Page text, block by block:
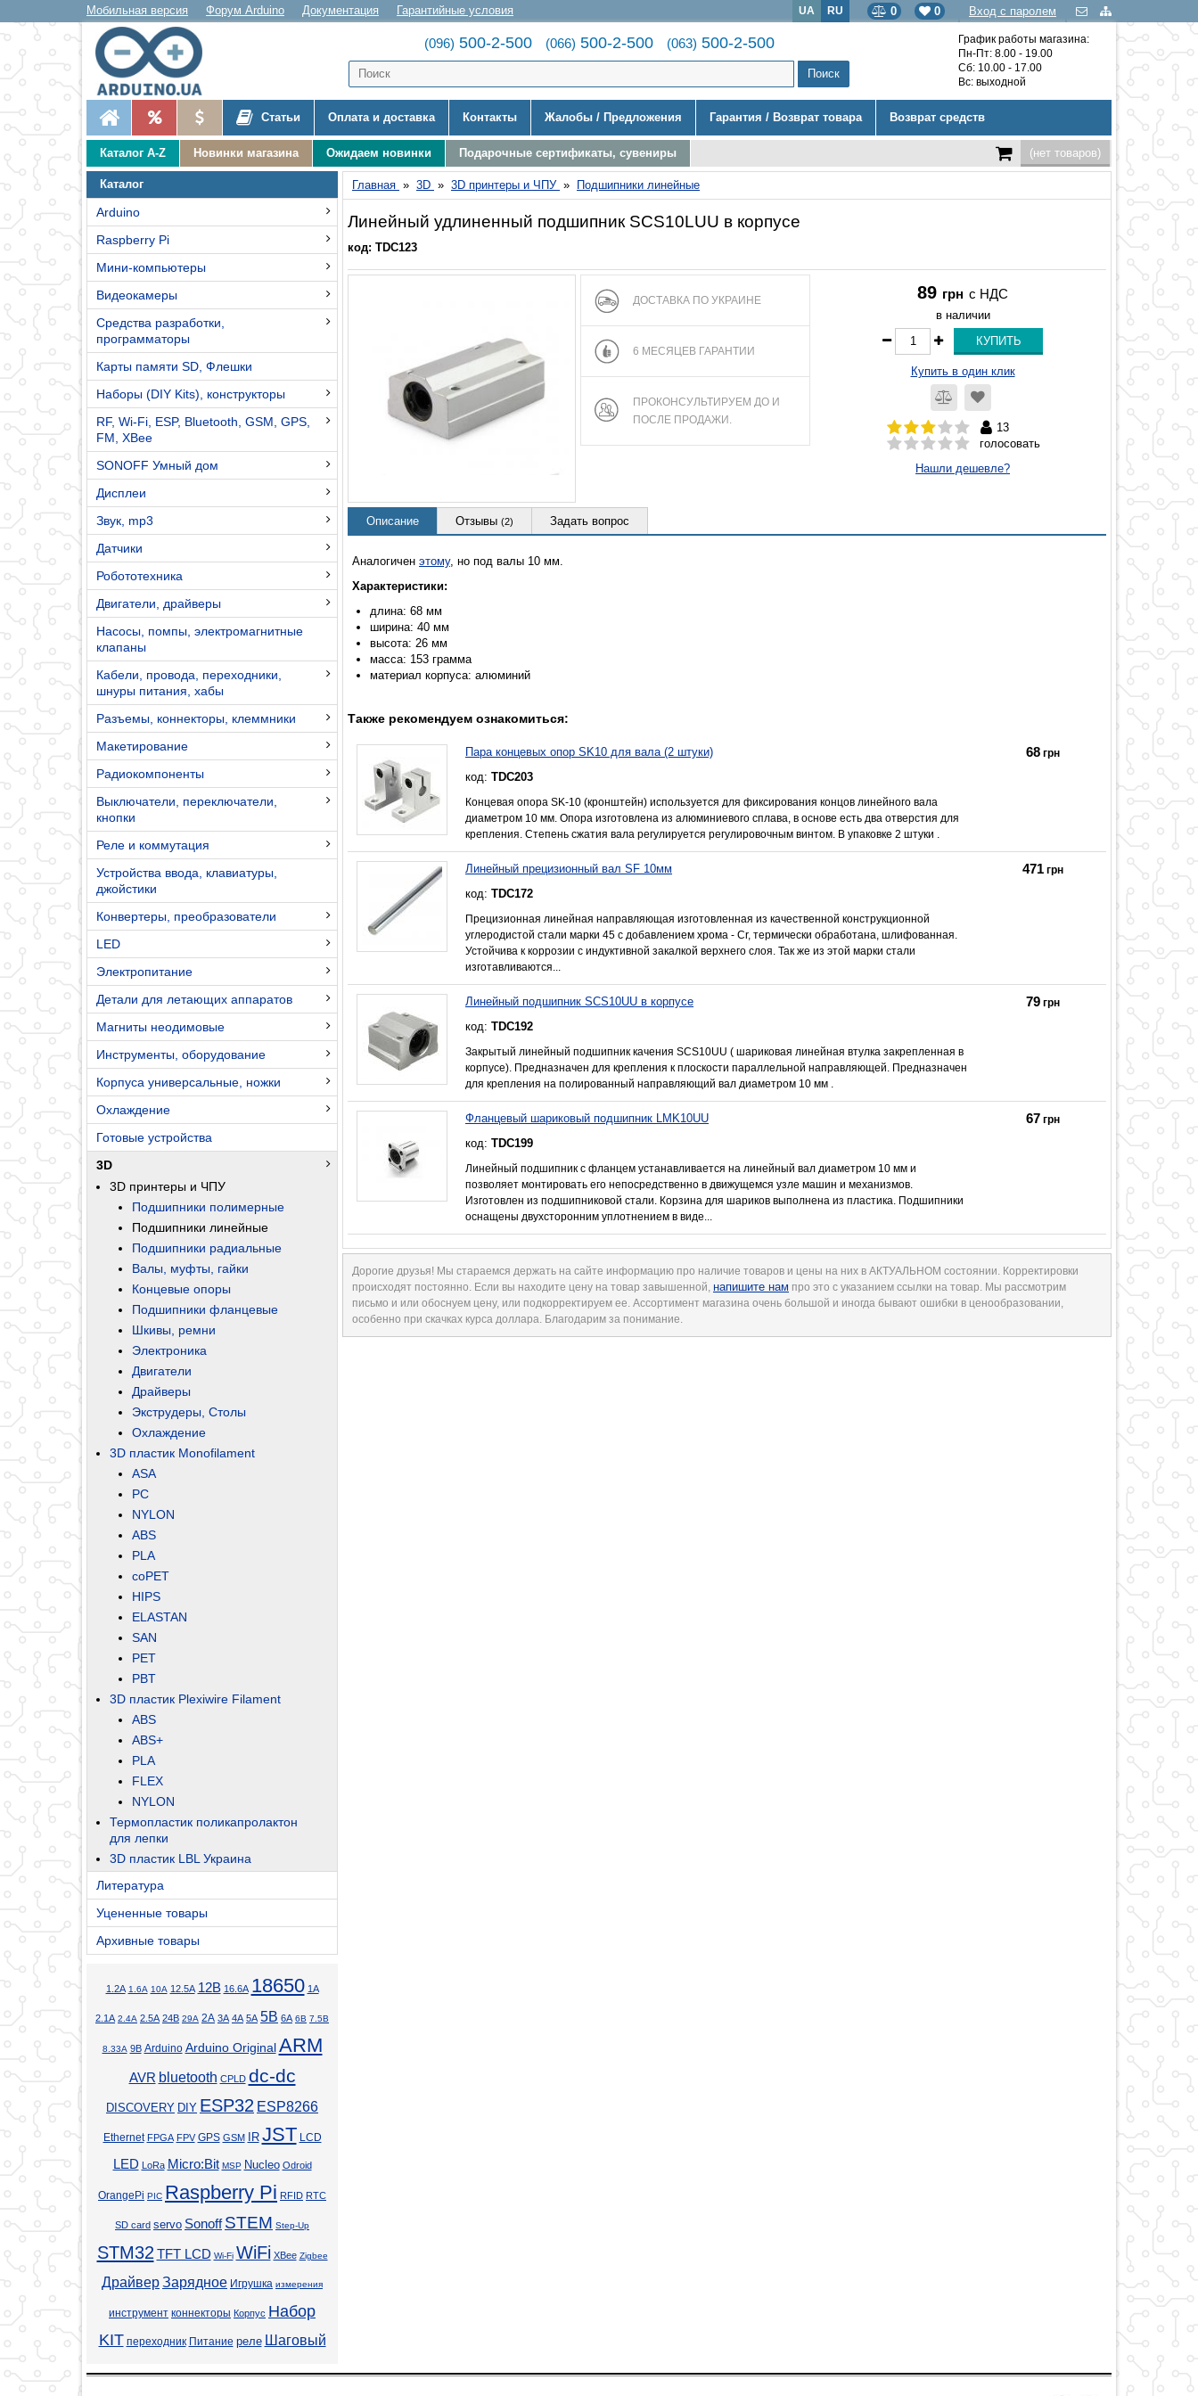
Мобильная версия Форум Arduino Документация Гарантийные условия Вход с паролем
0
0
UA RU
(096) 500-2-500 (066) 500-2-500 (063) 500-2-500
График работы магазина:
Пн-Пт: 8.00 - 19.00
Сб: 10.00 - 17.00
Вс: выходной
Статьи Оплата и доставка Контакты Жалобы / Предложения Гарантия / Возврат товара Возврат средств
Каталог A-Z Новинки магазина Ожидаем новинки Подарочные сертификаты, сувениры (нет товаров)
Каталог
Arduino
Raspberry Pi
Мини-компьютеры
Видеокамеры
Средства разработки,
программаторы
Карты памяти SD, Флешки
Наборы (DIY Kits), конструкторы
RF, Wi-Fi, ESP, Bluetooth, GSM, GPS,
FM, XBee
SONOFF Умный дом
Дисплеи
Звук, mp3
Датчики
Робототехника
Двигатели, драйверы
Насосы, помпы, электромагнитные
клапаны
Кабели, провода, переходники,
шнуры питания, хабы
Разъемы, коннекторы, клеммники
Макетирование
Радиокомпоненты
Выключатели, переключатели,
кнопки
Реле и коммутация
Устройства ввода, клавиатуры,
джойстики
Конвертеры, преобразователи
LED
Электропитание
Детали для летающих аппаратов
Магниты неодимовые
Инструменты, оборудование
Корпуса универсальные, ножки
Охлаждение
Готовые устройства
3D
3D принтеры и ЧПУ
Подшипники полимерные
Подшипники линейные
Подшипники радиальные
Валы, муфты, гайки
Концевые опоры
Подшипники фланцевые
Шкивы, ремни
Электроника
Двигатели
Драйверы
Экструдеры, Столы
Охлаждение
3D пластик Monofilament
ASA
PC
NYLON
ABS
PLA
coPET
HIPS
ELASTAN
SAN
PET
PBT
3D пластик Plexiwire Filament
ABS
ABS+
PLA
FLEX
NYLON
Термопластик поликапролактон
для лепки
3D пластик LBL Украина
Литература
Уцененные товары
Архивные товары
1.2А 1.6А 10А 12.5А 12В 16.6А 18650 1А
2.1А 2.4А 2.5А 24В 29А 2А 3А 4А 5А 5В 6А 6В 7.5В
8.33А 9В Arduino Arduino Original ARM
AVR bluetooth CPLD dc-dc
DISCOVERY DIY ESP32 ESP8266
Ethernet FPGA FPV GPS GSM IR JST LCD
LED LoRa Micro:Bit MSP Nucleo Odroid
OrangePi PIC Raspberry Pi RFID RTC
SD card servo Sonoff STEM Step-Up
STM32 TFT LCD Wi-Fi WiFi XBee Zigbee
ДрайверЗарядное Игрушка измерения
инструмент коннекторы Корпус Набор
KIT переходник Питание реле Шаговый
Главная » 3D » 3D принтеры и ЧПУ » Подшипники линейные
Линейный удлиненный подшипник SCS10LUU в корпусе
код: TDC123
ДОСТАВКА ПО УКРАИНЕ
6 МЕСЯЦЕВ ГАРАНТИИ
ПРОКОНСУЛЬТИРУЕМ ДО И
ПОСЛЕ ПРОДАЖИ.
89 грн с НДС
в наличии
Купить в один клик
13
голосовать
Нашли дешевле?
Описание Отзывы (2) Задать вопрос
Аналогичен этому, но под валы 10 мм.
Характеристики:
длина: 68 мм
ширина: 40 мм
высота: 26 мм
масса: 153 грамма
материал корпуса: алюминий
Также рекомендуем ознакомиться:
Пара концевых опор SK10 для вала (2 штуки)
код: TDC203
Концевая опора SK-10 (кронштейн) используется для фиксирования концов линейного вала
диаметром 10 мм. Опора изготовлена из алюминиевого сплава, в основе есть два отверстия для
крепления. Степень сжатия вала регулируется регулировочным винтом. В упаковке 2 штуки .
68грн
Линейный прецизионный вал SF 10мм
код: TDC172
Прецизионная линейная направляющая изготовленная из качественной конструкционной
углеродистой стали марки 45 с добавлением хрома - Cr, термически обработана, шлифованная.
Устойчива к коррозии с индуктивной закалкой верхнего слоя. Так же из этой марки стали
изготавливаются...
471грн
Линейный подшипник SCS10UU в корпусе
код: TDC192
Закрытый линейный подшипник качения SCS10UU ( шариковая линейная втулка закрепленная в
корпусе). Предназначен для крепления к плоскости параллельной направляющей. Предназначен
для крепления на полированный направляющий вал диаметром 10 мм .
79грн
Фланцевый шариковый подшипник LMK10UU
код: TDC199
Линейный подшипник с фланцем устанавливается на линейный вал диаметром 10 мм и
позволяет монтировать его непосредственно в движущемся узле машин и механизмов.
Изготовлен из подшипниковой стали. Корзина для шариков выполнена из пластика. Подшипники
оснащены двухсторонним уплотнением в виде...
67грн
Дорогие друзья! Мы стараемся держать на сайте информацию про наличие товаров и цены на них в АКТУАЛЬНОМ состоянии. Корректировки
происходят постоянно. Если вы находите цену на товар завышенной, напишите нам про это с указанием ссылки на товар. Мы рассмотрим
письмо и или обоснуем цену, или подкорректируем ее. Ассортимент магазина очень большой и иногда бывают ошибки в ценообразовании,
особенно при скачках курса доллара. Благодарим за понимание.